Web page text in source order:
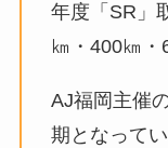
年度「SR」
㎞・400㎞・
AJ福岡主催
期となってい